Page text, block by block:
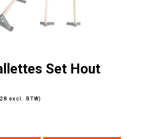
Set Hout
excl. BTW)